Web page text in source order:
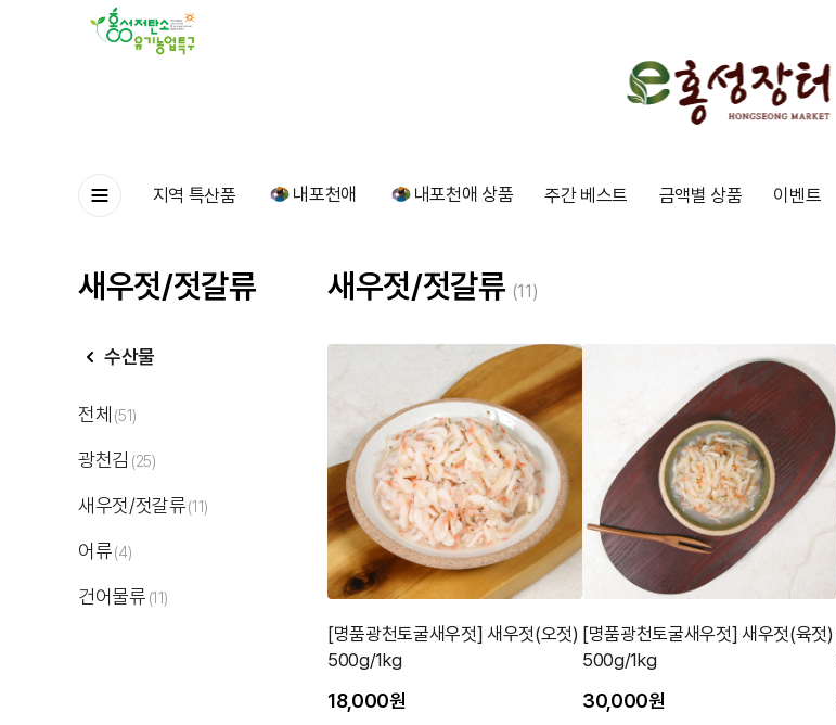
지역 특산품 내포천애 내포천애 상품 주간 베스트 금액별 상품 이벤트
새우젓/젓갈류
수산물
전체 (51)
광천김 (25)
새우젓/젓갈류(11)
어류(4)
건어물류 (11)
새우젓/젓갈류 (11)
[명품광천토굴새우젓] 새우젓(오젓)
500g/1kg
18,000원
[명품광천토굴새우젓] 새우젓(육젓)
500g/1kg
30,000원